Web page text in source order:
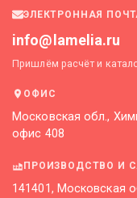
ЭЛЕКТРОННАЯ
info@lamelia.ru
Пришлём расчёт и
ОФИС
Московская обл.,
офис 408
ПРОИЗВОДСТВО И
141401, Московская